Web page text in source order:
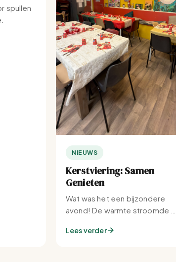
spullen
NIEUWS
Kerstviering: Samen
Genieten
Wat was het een bijzondere
avond! De warmte stroomde bij
Lees verder